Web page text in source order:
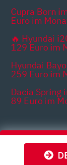
Cupra Born
Euro im
🔥 Hyundai
129 Euro im
Hyundai
259 Euro im
Dacia Spring
89 Euro im